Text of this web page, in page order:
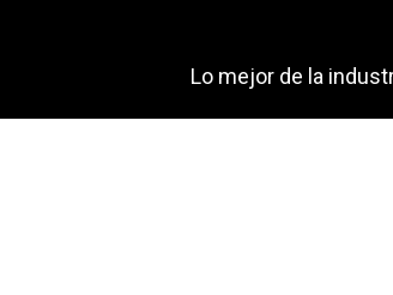
Lo mejor de la